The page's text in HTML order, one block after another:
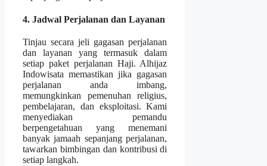
4. Jadwal Perjalanan dan Layanan
Tinjau secara jeli gagasan perjalanan
dan layanan yang termasuk dalam
setiap paket perjalanan Haji. Alhijaz
Indowisata memastikan jika gagasan
perjalanan anda imbang,
memungkinkan pemenuhan religius,
pembelajaran, dan eksploitasi. Kami
menyediakan pemandu
berpengetahuan yang menemani
banyak jamaah sepanjang perjalanan,
tawarkan bimbingan dan kontribusi di
setiap langkah.